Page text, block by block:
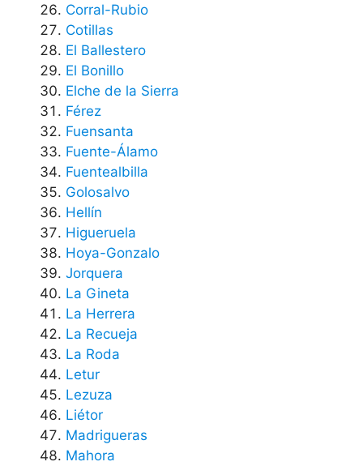
Corral-Rubio
Cotillas
El Ballestero
El Bonillo
Elche de la Sierra
Férez
Fuensanta
Fuente-Álamo
Fuentealbilla
Golosalvo
Hellín
Higueruela
Hoya-Gonzalo
Jorquera
La Gineta
La Herrera
La Recueja
La Roda
Letur
Lezuza
Liétor
Madrigueras
Mahora